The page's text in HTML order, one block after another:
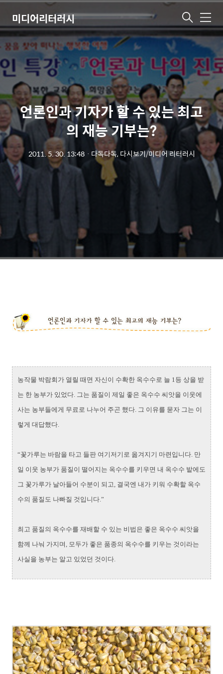
미디어리터러시 메
뉴
언론인과 기자가 할 수 있는 최고
의 재능 기부는?
2011. 5. 30. 13:48ㆍ 다독다독, 다시보기/미디어 리터러시
농작물 박람회가 열릴 때면 자신이 수확한 옥수수로 늘 1등 상을 받
는 한 농부가 있었다. 그는 품질이 제일 좋은 옥수수 씨앗을 이웃에
사는 농부들에게 무료로 나누어 주곤 했다. 그 이유를 묻자 그는 이
렇게 대답했다.
“꽃가루는 바람을 타고 들판 여기저기로 옮겨지기 마련입니다. 만
일 이웃 농부가 품질이 떨어지는 옥수수를 키우면 내 옥수수 밭에도
그 꽃가루가 날아들어 수분이 되고, 결국엔 내가 키워 수확할 옥수
수의 품질도 나빠질 것입니다.”
최고 품질의 옥수수를 재배할 수 있는 비법은 좋은 옥수수 씨앗을
함께 나눠 가지며, 모두가 좋은 품종의 옥수수를 키우는 것이라는
사실을 농부는 알고 있었던 것이다.